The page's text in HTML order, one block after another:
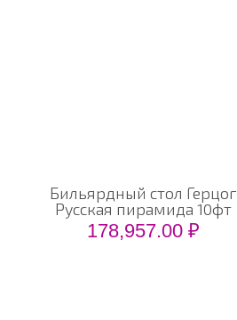
Бильярдный стол Герцог
Русская пирамида 10фт
178,957.00₽